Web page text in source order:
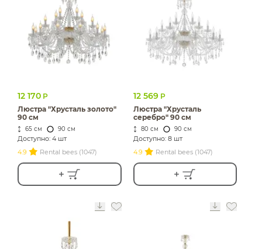
12 170 Р
Люстра "Хрусталь золото"
90 см
65 см 90 см
Доступно: 4 шт
4.9
Rental bees (1047)
12 569 Р
Люстра "Хрусталь
серебро" 90 см
80 см 90 см
Доступно: 8 шт
4.9
Rental bees (1047)